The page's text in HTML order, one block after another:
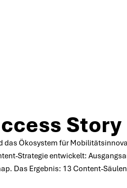
Story
das Ökosystem für
Strategie entwickelt:
Das Ergebnis: 13 Content-